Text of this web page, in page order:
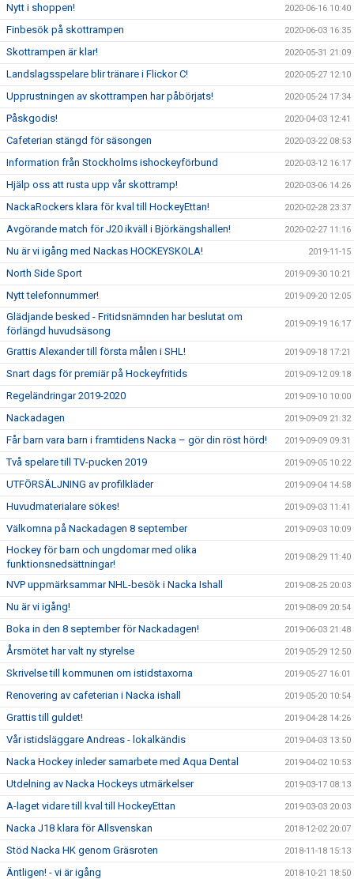
Nytt i shoppen! 2020-06-16 10:40
Finbesök på skottrampen 2020-06-03 16:35
Skottrampen är klar! 2020-05-31 21:09
Landslagsspelare blir tränare i Flickor C! 2020-05-27 12:10
Upprustningen av skottrampen har påbörjats! 2020-05-24 17:34
Påskgodis! 2020-04-03 12:41
Cafeterian stängd för säsongen 2020-03-22 08:53
Information från Stockholms ishockeyförbund 2020-03-12 16:17
Hjälp oss att rusta upp vår skottramp! 2020-03-06 14:26
NackaRockers klara för kval till HockeyEttan! 2020-02-28 23:37
Avgörande match för J20 ikväll i Björkängshallen! 2020-02-27 11:16
Nu är vi igång med Nackas HOCKEYSKOLA! 2019-11-15
North Side Sport 2019-09-30 10:21
Nytt telefonnummer! 2019-09-20 12:05
Glädjande besked - Fritidsnämnden har beslutat om
förlängd huvudsäsong
2019-09-19 16:17
Grattis Alexander till första målen i SHL! 2019-09-18 17:21
Snart dags för premiär på Hockeyfritids 2019-09-12 09:18
Regeländringar 2019-2020 2019-09-10 10:00
Nackadagen 2019-09-09 21:32
Får barn vara barn i framtidens Nacka – gör din röst hörd! 2019-09-09 09:31
Två spelare till TV-pucken 2019 2019-09-05 10:22
UTFÖRSÄLJNING av profilkläder 2019-09-04 14:58
Huvudmaterialare sökes! 2019-09-03 11:41
Välkomna på Nackadagen 8 september 2019-09-03 10:09
Hockey för barn och ungdomar med olika
funktionsnedsättningar!
2019-08-29 11:40
NVP uppmärksammar NHL-besök i Nacka Ishall 2019-08-25 20:03
Nu är vi igång! 2019-08-09 20:54
Boka in den 8 september för Nackadagen! 2019-06-03 21:48
Årsmötet har valt ny styrelse 2019-05-29 12:50
Skrivelse till kommunen om istidstaxorna 2019-05-27 16:01
Renovering av cafeterian i Nacka ishall 2019-05-20 10:54
Grattis till guldet! 2019-04-28 14:26
Vår istidsläggare Andreas - lokalkändis 2019-04-03 13:50
Nacka Hockey inleder samarbete med Aqua Dental 2019-04-02 10:53
Utdelning av Nacka Hockeys utmärkelser 2019-03-17 08:13
A-laget vidare till kval till HockeyEttan 2019-03-03 20:03
Nacka J18 klara för Allsvenskan 2018-12-02 20:07
Stöd Nacka HK genom Gräsroten 2018-11-18 15:13
Äntligen! - vi är igång 2018-10-21 18:50